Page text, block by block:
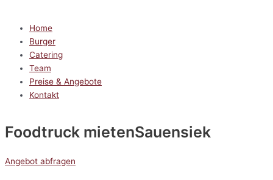
Home
Burger
Catering
Team
Preise & Angebote
Kontakt
Foodtruck mietenSauensiek
Angebot abfragen